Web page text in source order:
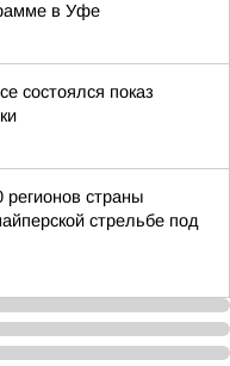
в Уфе
состоялся показ
регионов страны
стрельбе под